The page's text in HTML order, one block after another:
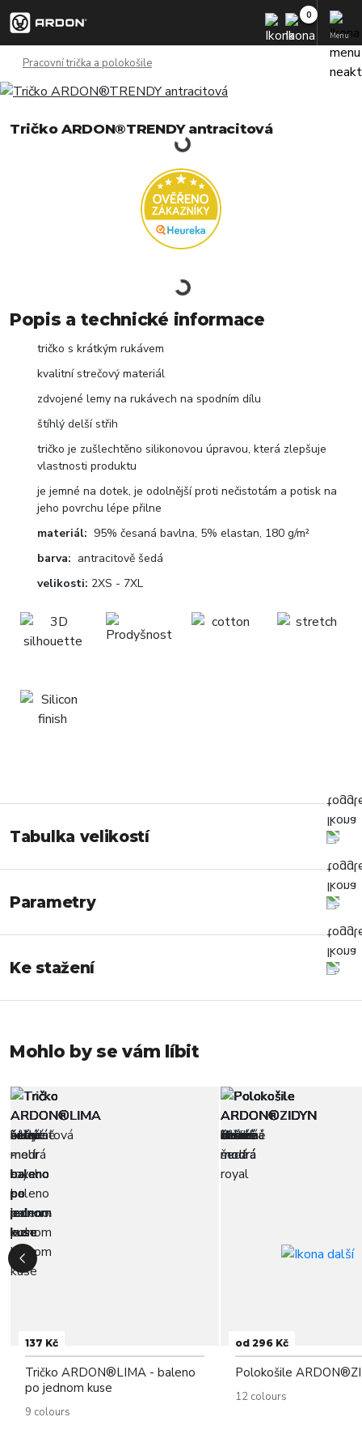
Menu
Pracovní trička a polokošile
Tričko ARDON®TRENDY antracitová
Popis a technické informace
tričko s krátkým rukávem
kvalitní strečový materiál
zdvojené lemy na rukávech na spodním dílu
štíhlý delší střih
tričko je zušlechtěno silikonovou úpravou, která zlepšuje
vlastnosti produktu
je jemné na dotek, je odolnější proti nečistotám a potisk na
jeho povrchu lépe přilne
materiál: 95% česaná bavlna, 5% elastan, 180 g/m²
barva: antracitově šedá
velikosti: 2XS - 7XL
Tabulka velikostí
Parametry
Ke stažení
Mohlo by se vám líbit
137 Kč
Tričko ARDON®LIMA - baleno
po jednom kuse
9 colours
od 296 Kč
Polokošile
12 colours